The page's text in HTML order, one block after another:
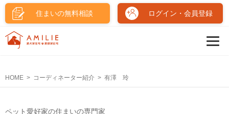
住まいの無料相談 ログイン・会員登録
HOME コーディネーター紹介 有澤 玲
ペット愛好家の住まいの専門家